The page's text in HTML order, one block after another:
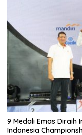
9 Medali Emas Diraih
Indonesia